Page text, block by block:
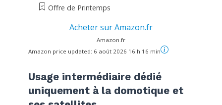
Offre de Printemps
Acheter sur Amazon.fr
Amazon.fr
Amazon price updated: 6 août 2026 16 h 16 min
Usage intermédiaire dédié
uniquement à la domotique et